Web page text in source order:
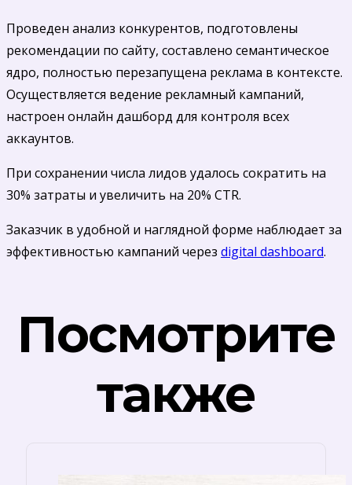
Проведен анализ конкурентов, подготовлены
рекомендации по сайту, составлено семантическое
ядро, полностью перезапущена реклама в контексте.
Осуществляется ведение рекламный кампаний,
настроен онлайн дашборд для контроля всех
аккаунтов.
При сохранении числа лидов удалось сократить на
30% затраты и увеличить на 20% CTR.
Заказчик в удобной и наглядной форме наблюдает за
эффективностью кампаний через digital dashboard.
Посмотрите
также